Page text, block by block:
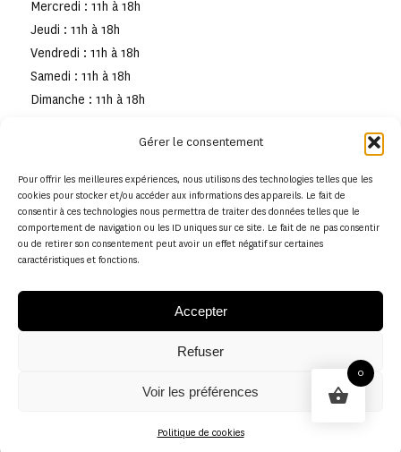
Gérer le consentement
Pour offrir les meilleures expériences, nous utilisons des technologies telles que les
cookies pour stocker et/ou accéder aux informations des appareils. Le fait de
consentir à ces technologies nous permettra de traiter des données telles que le
comportement de navigation ou les ID uniques sur ce site. Le fait de ne pas consentir
ou de retirer son consentement peut avoir un effet négatif sur certaines
caractéristiques et fonctions.
Accepter
Refuser
Voir les préférences
Politique de cookies
Mercredi : 11h à 18h
Jeudi : 11h à 18h
Vendredi : 11h à 18h
Samedi : 11h à 18h
Dimanche : 11h à 18h
Conditions générales
0